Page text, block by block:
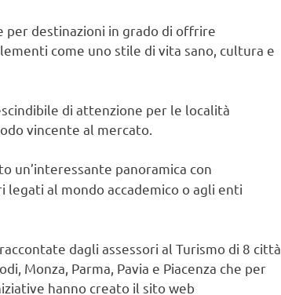
destinazioni in grado di offrire
come uno stile di vita sano, cultura e
di attenzione per le località
vincente al mercato.
un’interessante panoramica con
al mondo accademico o agli enti
dagli assessori al Turismo di 8 città
Monza, Parma, Pavia e Piacenza che per
hanno creato il sito web